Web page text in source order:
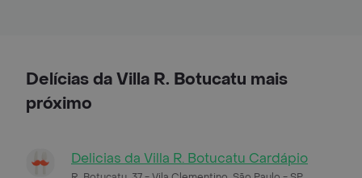
Delícias da Villa R. Botucatu mais
próximo
Delicias da Villa R. Botucatu Cardápio